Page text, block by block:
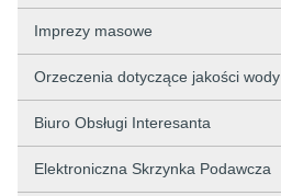
Imprezy masowe
Orzeczenia dotyczące jakości wody
Biuro Obsługi Interesanta
Elektroniczna Skrzynka Podawcza